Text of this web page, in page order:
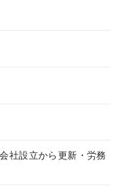
社設立から更新・労務